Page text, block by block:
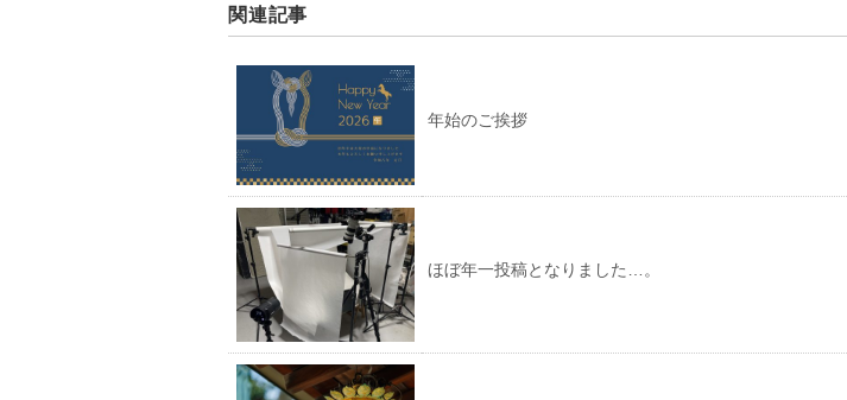
関連記事
年始のご挨拶
ほぼ年一投稿となりました…。